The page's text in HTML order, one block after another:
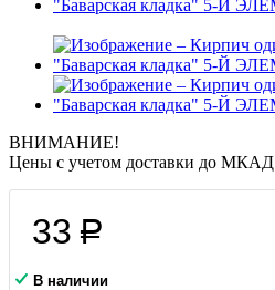
ВНИМАНИЕ!
Цены с учетом доcтавки до МКАД
33руб
В наличии